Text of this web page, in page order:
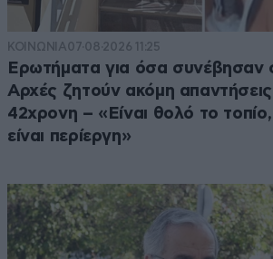
ΚΟΙΝΩΝΙΑ07·08·2026 11:25
Ερωτήματα για όσα συνέβησαν
Αρχές ζητούν ακόμη απαντήσεις
42χρονη – «Είναι θολό το
είναι περίεργη»